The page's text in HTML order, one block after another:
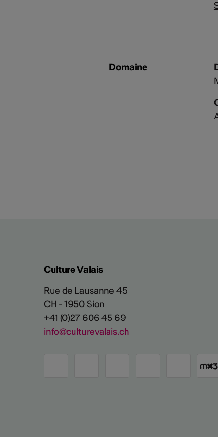
Domaine
Culture Valais
Rue de Lausanne 45
CH - 1950 Sion
+41 (0)27 606 45 69
info@culturevalais.ch